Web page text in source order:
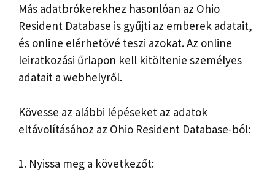
Más adatbrókerekhez hasonlóan az Ohio
Resident Database is gyűjti az emberek adatait,
és online elérhetővé teszi azokat. Az online
leiratkozási űrlapon kell kitöltenie személyes
adatait a webhelyről.
Kövesse az alábbi lépéseket az adatok
eltávolításához az Ohio Resident Database-ból:
1. Nyissa meg a következőt: